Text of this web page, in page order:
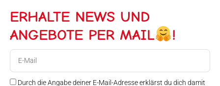
ERHALTE NEWS UND
ANGEBOTE PER MAIL
!
Durch die Angabe deiner E-Mail-Adresse erklärst du dich damit